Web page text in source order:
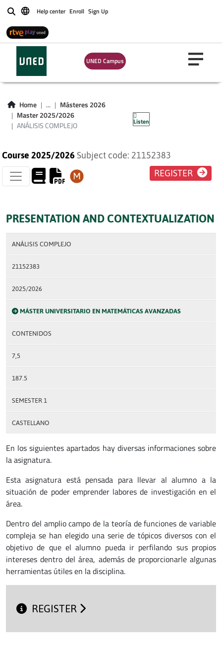
BuscarHelp center Enroll Sign Up
UNED Campus
Home ...
Másteres 2026
Master 2025/2026
ANÁLISIS COMPLEJO
Listen
ANÁLISIS COMPLEJO
Course 2025/2026 Subject code: 21152383
REGISTER
PRESENTATION AND CONTEXTUALIZATION
ANÁLISIS COMPLEJO
21152383
2025/2026
MÁSTER UNIVERSITARIO EN MATEMÁTICAS AVANZADAS
CONTENIDOS
7,5
187.5
SEMESTER 1
CASTELLANO
En los siguientes apartados hay diversas informaciones sobre
la asignatura.
Esta asignatura está pensada para llevar al alumno a la
situación de poder emprender labores de investigación en el
área.
Dentro del amplio campo de la teoría de funciones de variable
compleja se han elegido una serie de tópicos diversos con el
objetivo de que el alumno pueda ir perfilando sus propios
intereses dentro del área, además de proporcionarle algunas
herramientas útiles en la disciplina.
REGISTER